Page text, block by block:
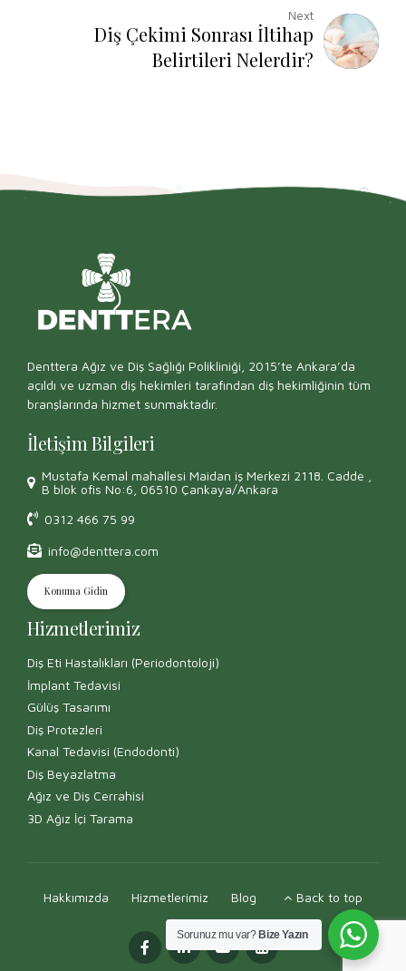
Next
Diş Çekimi Sonrası İltihap
Belirtileri Nelerdir?
Denttera Ağız ve Diş Sağlığı Polikliniği, 2015’te Ankara’da
açıldı ve uzman diş hekimleri tarafından diş hekimliğinin tüm
branşlarında hizmet sunmaktadır.
İletişim Bilgileri
Mustafa Kemal mahallesi Maidan iş Merkezi 2118. Cadde ,
B blok ofis No:6, 06510 Çankaya/Ankara
0312 466 75 99
info@denttera.com
Konuma Gidin
Hizmetlerimiz
Diş Eti Hastalıkları (Periodontoloji)
İmplant Tedavisi
Gülüş Tasarımı
Diş Protezleri
Kanal Tedavisi (Endodonti)
Diş Beyazlatma
Ağız ve Diş Cerrahisi
3D Ağız İçi Tarama
Hakkımızda Hizmetlerimiz Blog Back to top
Sorunuz mu var? Bize Yazın